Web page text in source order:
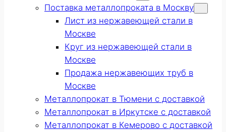
Поставка металлопроката в Москву
Лист из нержавеющей стали в
Москве
Круг из нержавеющей стали в
Москве
Продажа нержавеющих труб в
Москве
Металлопрокат в Тюмени с доставкой
Металлопрокат в Иркутске с доставкой
Металлопрокат в Кемерово с доставкой